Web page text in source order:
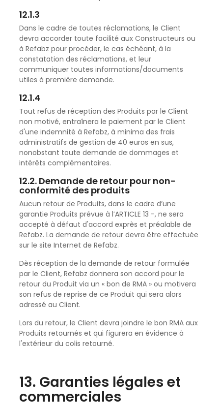
12.1.3
Dans le cadre de toutes réclamations, le Client
devra accorder toute facilité aux Constructeurs ou
à Refabz pour procéder, le cas échéant, à la
constatation des réclamations, et leur
communiquer toutes informations/documents
utiles à première demande.
12.1.4
Tout refus de réception des Produits par le Client
non motivé, entraînera le paiement par le Client
d'une indemnité à Refabz, à minima des frais
administratifs de gestion de 40 euros en sus,
nonobstant toute demande de dommages et
intérêts complémentaires.
12.2. Demande de retour pour non-
conformité des produits
Aucun retour de Produits, dans le cadre d’une
garantie Produits prévue à l’ARTICLE 13 -, ne sera
accepté à défaut d'accord exprès et préalable de
Refabz. La demande de retour devra être effectuée
sur le site Internet de Refabz.
Dès réception de la demande de retour formulée
par le Client, Refabz donnera son accord pour le
retour du Produit via un « bon de RMA » ou motivera
son refus de reprise de ce Produit qui sera alors
adressé au Client.
Lors du retour, le Client devra joindre le bon RMA aux
Produits retournés et qui figurera en évidence à
l'extérieur du colis retourné.
13. Garanties légales et
commerciales